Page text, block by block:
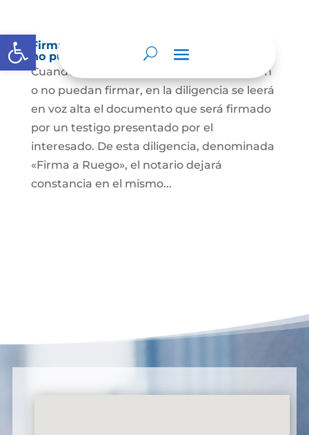
Abrir barra de herramientas
Firma a Ruego – Personas que no saben o
no puede firmar
Cuando se trate de personas que no sepan
o no puedan firmar, en la diligencia se leerá
en voz alta el documento que será firmado
por un testigo presentado por el
interesado. De esta diligencia, denominada
«Firma a Ruego», el notario dejará
constancia en el mismo...